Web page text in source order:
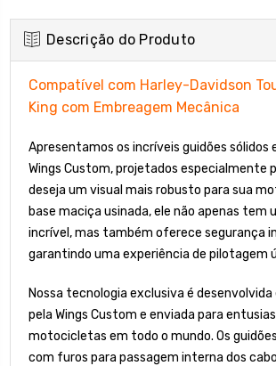
Descrição do Produto
Compatível com Harley-Davidson
King com Embreagem Mecânica
Apresentamos os incríveis guidões sólidos
Wings Custom, projetados especialmente
deseja um visual mais robusto para sua
base maciça usinada, ele não apenas tem
incrível, mas também oferece segurança
garantindo uma experiência de pilotagem
Nossa tecnologia exclusiva é
pela Wings Custom e enviada para
motocicletas em todo o mundo. Os
com furos para passagem interna dos